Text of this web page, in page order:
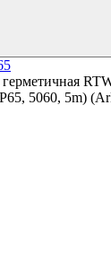
5060, 5m)